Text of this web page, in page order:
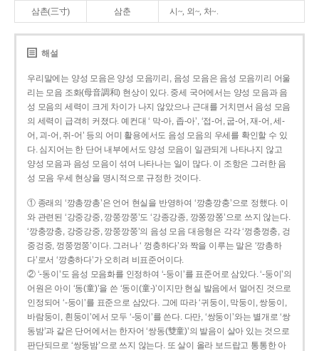
삼촌(三寸) 삼춘 시~, 외~, 처~.
해설
우리말에는 양성 모음은 양성 모음끼리, 음성 모음은 음성 모음끼리 어울
리는 모음 조화(母音調和) 현상이 있다. 중세 국어에서는 양성 모음과 음
성 모음의 세력이 크게 차이가 나지 않았으나 근대를 거치면서 음성 모음
의 세력이 급격히 커졌다. 예컨대 ‘ 막-아, 좁-아’, ‘접-어, 굽-어, 재-어, 세-
어, 괴-어, 쥐-어’ 등의 어미 활용에서도 음성 모음의 우세를 확인할 수 있
다. 심지어는 한 단어 내부에서도 양성 모음이 일관되게 나타나지 않고
양성 모음과 음성 모음이 섞여 나타나는 일이 많다. 이 조항은 그러한 음
성 모음 우세 현상을 명시적으로 규정한 것이다.
① 종래의 ‘깡총깡총’은 언어 현실을 반영하여 ‘깡충깡충’으로 정했다. 이
와 관련된 ‘강중강중, 깡쭝깡쭝’도 ‘강종강종, 깡쫑깡쫑’으로 쓰지 않는다.
‘깡충깡충, 강중강중, 깡쭝깡쭝’의 음성 모음 대응형은 각각 ‘껑충껑충, 겅
중겅중, 껑쭝껑쭝’이다. 그러나 ‘ 껑충하다’와 짝을 이루는 말은 ‘깡총하
다’로서 ‘깡충하다’가 오히려 비표준어이다.
② ‘-동이’도 음성 모음화를 인정하여 ‘-둥이’를 표준어로 삼았다. ‘-둥이’의
어원은 아이 ‘동(童)’을 쓴 ‘동이(童-)’이지만 현실 발음에서 멀어진 것으로
인정되어 ‘-둥이’를 표준으로 삼았다. 그에 따라 ‘귀둥이, 막둥이, 쌍둥이,
바람둥이, 흰둥이’에서 모두 ‘-둥이’를 쓴다. 다만, ‘쌍둥이’와는 별개로 ‘쌍
동밤’과 같은 단어에서는 한자어 ‘쌍동(雙童)’의 발음이 살아 있는 것으로
판단되므로 ‘쌍둥밤’으로 쓰지 않는다. 또 살이 올라 보드랍고 통통한 아